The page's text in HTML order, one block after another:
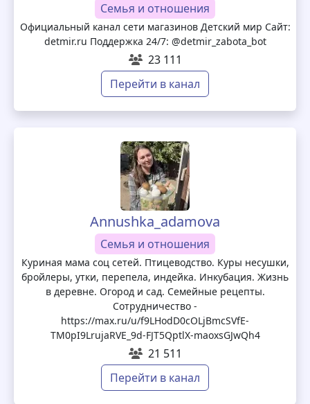
Семья и отношения
Официальный канал сети магазинов Детский мир Сайт:
detmir.ru Поддержка 24/7: @detmir_zabota_bot
23 111
Перейти в канал
Annushka_adamova
Семья и отношения
Куриная мама соц сетей. Птицеводство. Куры несушки,
бройлеры, утки, перепела, индейка. Инкубация. Жизнь
в деревне. Огород и сад. Семейные рецепты.
Сотрудничество -
https://max.ru/u/f9LHodD0cOLjBmcSVfE-
TM0pI9LrujaRVE_9d-FJT5QptlX-maoxsGJwQh4
21 511
Перейти в канал